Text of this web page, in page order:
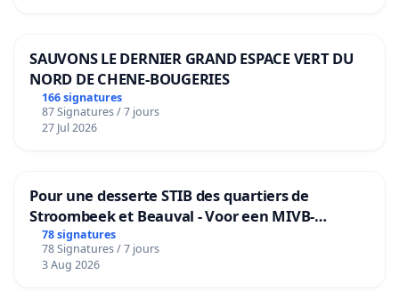
SAUVONS LE DERNIER GRAND ESPACE VERT DU
NORD DE CHENE-BOUGERIES
166 signatures
87 Signatures / 7 jours
27 Jul 2026
Pour une desserte STIB des quartiers de
Stroombeek et Beauval - Voor een MIVB-
bediening van de wijken Strombeek en Het
Voor
78 signatures
78 Signatures / 7 jours
3 Aug 2026